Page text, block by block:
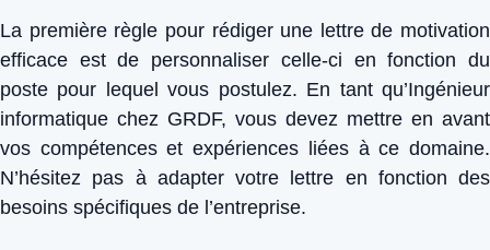
La première règle pour rédiger une lettre de motivation
efficace est de personnaliser celle-ci en fonction du
poste pour lequel vous postulez. En tant qu’Ingénieur
informatique chez GRDF, vous devez mettre en avant
vos compétences et expériences liées à ce domaine.
N’hésitez pas à adapter votre lettre en fonction des
besoins spécifiques de l’entreprise.